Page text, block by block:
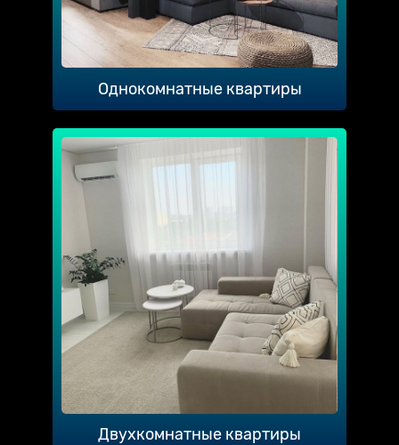
Однокомнатные квартиры
Двухкомнатные квартиры